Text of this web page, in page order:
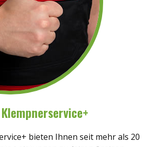
bieten Ihnen seit mehr als 20